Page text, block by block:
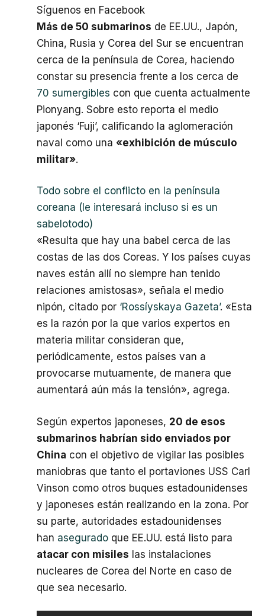
Síguenos en Facebook
Más de 50 submarinos de EE.UU., Japón,
China, Rusia y Corea del Sur se encuentran
cerca de la península de Corea, haciendo
constar su presencia frente a los cerca de
70 sumergibles con que cuenta actualmente
Pionyang. Sobre esto reporta el medio
japonés ‘Fuji’, calificando la aglomeración
naval como una «exhibición de músculo
militar».
Todo sobre el conflicto en la península
coreana (le interesará incluso si es un
sabelotodo)
«Resulta que hay una babel cerca de las
costas de las dos Coreas. Y los países cuyas
naves están allí no siempre han tenido
relaciones amistosas», señala el medio
nipón, citado por ‘Rossíyskaya Gazeta’. «Esta
es la razón por la que varios expertos en
materia militar consideran que,
periódicamente, estos países van a
provocarse mutuamente, de manera que
aumentará aún más la tensión», agrega.
Según expertos japoneses, 20 de esos
submarinos habrían sido enviados por
China con el objetivo de vigilar las posibles
maniobras que tanto el portaviones USS Carl
Vinson como otros buques estadounidenses
y japoneses están realizando en la zona. Por
su parte, autoridades estadounidenses
han asegurado que EE.UU. está listo para
atacar con misiles las instalaciones
nucleares de Corea del Norte en caso de
que sea necesario.